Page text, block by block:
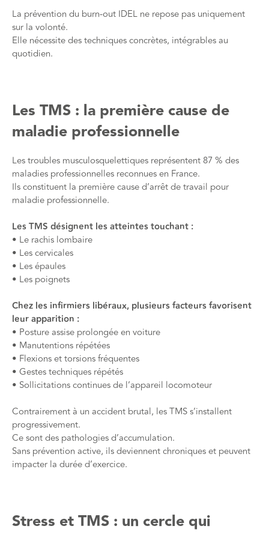
La prévention du burn-out IDEL ne repose pas uniquement
sur la volonté.
Elle nécessite des techniques concrètes, intégrables au
quotidien.
Les TMS : la première cause de
maladie professionnelle
Les troubles musculosquelettiques représentent 87 % des
maladies professionnelles reconnues en France.
Ils constituent la première cause d’arrêt de travail pour
maladie professionnelle.
Les TMS désignent les atteintes touchant :
• Le rachis lombaire
• Les cervicales
• Les épaules
• Les poignets
Chez les infirmiers libéraux, plusieurs facteurs favorisent
leur apparition :
• Posture assise prolongée en voiture
• Manutentions répétées
• Flexions et torsions fréquentes
• Gestes techniques répétés
• Sollicitations continues de l’appareil locomoteur
Contrairement à un accident brutal, les TMS s’installent
progressivement.
Ce sont des pathologies d’accumulation.
Sans prévention active, ils deviennent chroniques et peuvent
impacter la durée d’exercice.
Stress et TMS : un cercle qui